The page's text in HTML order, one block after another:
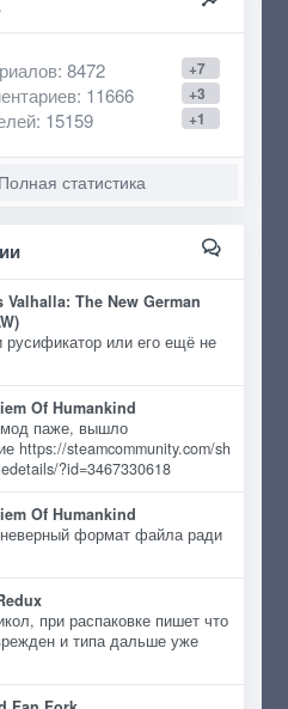
+7
: 8472
+3
: 11666
+1
: 15159
статистика
Valhalla: The New German
или его ещё не
Of Humankind
мод паже, вышло
https://steamcommunity.com/sh
?id=3467330618
Of Humankind
неверный формат файла ради
при распаковке пишет что
и типа дальше уже